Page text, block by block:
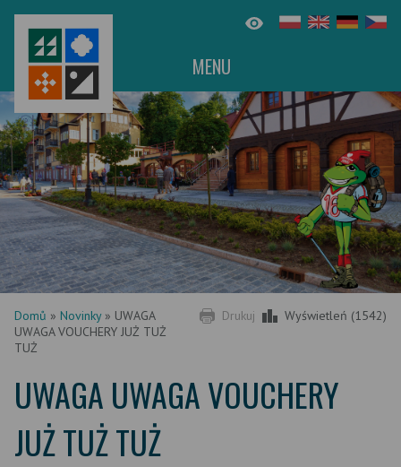
MENU
Drukuj Wyświetleń (1542)
Domů » Novinky» UWAGA
UWAGA VOUCHERY JUŻ TUŻ
TUŻ
UWAGA UWAGA VOUCHERY
JUŻ TUŻ TUŻ